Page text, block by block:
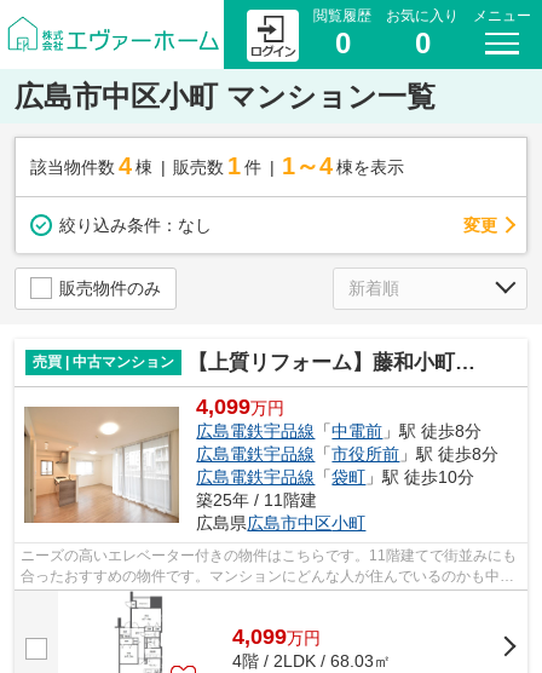
閲覧履歴
0
お気に入り
0
メニュー
広島市中区小町 マンション一覧
該当物件数 4棟 販売数 1 件 1～4 棟を表示
絞り込み条件： なし 変更
販売物件のみ
売買 | 中古マンション 【上質リフォーム】藤和小町ホームズ
4,099万円
広島電鉄宇品線 「中電前 」駅 徒歩8分
広島電鉄宇品線 「市役所前 」駅 徒歩8分
広島電鉄宇品線 「袋町 」駅 徒歩10分
築25年 / 11階建
広島県広島市中区小町
ニーズの高いエレベーター付きの物件はこちらです。11階建てで街並みにも
合ったおすすめの物件です。マンションにどんな人が住んでいるのかも中古
マンションなら事前に知れます。駅か...
4,099万円
4階 / 2LDK / 68.03㎡